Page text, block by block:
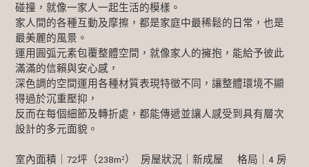
碰撞，就像一家人一起生活的模樣。
家人間的各種互動及摩擦，都是家庭中最稀鬆的日常，也是
最美麗的風景。
運用圓弧元素包覆整體空間，就像家人的擁抱，能給予彼此
滿滿的信賴與安心感，
深色調的空間運用各種材質表現特徵不同，讓整體環境不顯
得過於沉重壓抑，
反而在每個細節及轉折處，都能傳遞並讓人感受到具有層次
設計的多元面貌。
室內面積｜72坪（238m²） 房屋狀況｜新成屋 格局｜4 房